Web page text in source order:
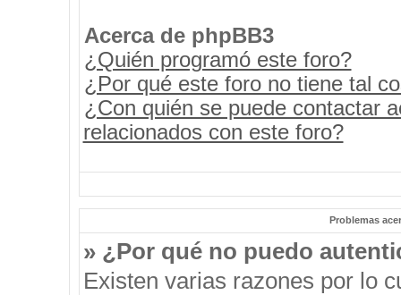
Acerca de phpBB3
¿Quién programó este foro?
¿Por qué este foro no tiene tal
¿Con quién se puede contactar
relacionados con este foro?
Problemas
» ¿Por qué no puedo
Existen varias razones por lo